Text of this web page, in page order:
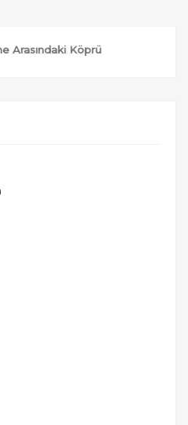
Arasındaki Köprü